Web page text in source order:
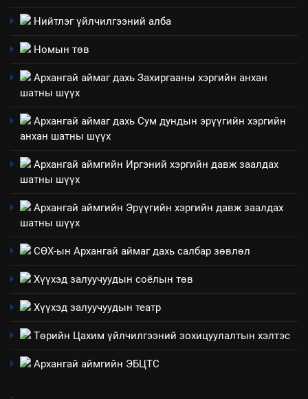
ашиглаж байгаа техник,
үзүүлэх буюу үзүүлж байгаа
1
долоо хоног-2025
2
“БИД ИРГЭДЭЭ СОНСОЖ,
ШИЙДНЭ” ӨДРИЙГ ЗОХИОН
3
Төрийн албаны зөвлөлийн
зөвлөлийн 2025 оны үйл
Нийтлэг үйлчилгээний алба
Номын төв
Архангай аймаг дахь Захиргааны хэргийн анхан
шатны шүүх
Архангай аймаг дахь Сум дундын эрүүгийн хэргийн
анхан шатны шүүх
Архангай аймгийн Иргэний хэргийн давж заалдах
шатны шүүх
Архангай аймгийн Эрүүгийн хэргийн давж заалдах
шатны шүүх
СӨХ-ын Архангай аймаг дахь салбар зөвлөл
Хүүхэд залуучуудын соёлын төв
Хүүхэд залуучуудын театр
Төрийн Цахим үйлчилгээний зохицуулалтын хэлтэс
Архангай аймгийн ЭБЦТС
.